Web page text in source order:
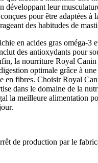
développant leur
pour être adaptées à
des habitudes de
en acides gras oméga-3
des antioxydants pour
la nourriture Royal Canin
optimale grâce à
en fibres. Choisir Royal
dans le domaine de la
la meilleure alimentation
de production par le